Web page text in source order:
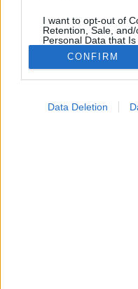
I want to opt-out of
Retention, Sale,
Personal Data that
Purposes for which it
Opted Out
CONFIRM
Data Deletion